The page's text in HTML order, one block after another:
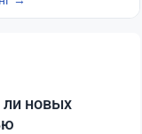
ли новых